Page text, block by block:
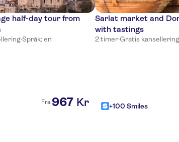
half-day tour from
·Språk: en
Fra:967 Kr
Sarlat market and
with tastings
2 timer·Gratis kansellering
+100 Smiles